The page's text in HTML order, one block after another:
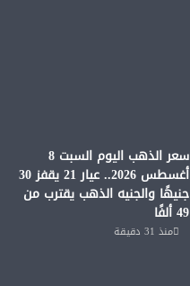
سعر الذهب اليوم السبت 8
أغسطس 2026.. عيار 21 يقفز 30
جنيهًا والجنيه الذهب يقترب من
49 ألفًا
منذ 31 دقيقة